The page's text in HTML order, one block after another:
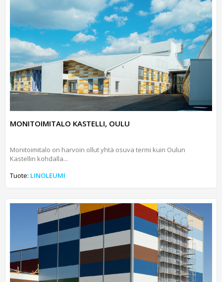
MONITOIMITALO KASTELLI, OULU
Monitoimitalo on harvoin ollut yhtä osuva termi kuin Oulun
Kastellin kohdalla...
Tuote: LINOLEUMI